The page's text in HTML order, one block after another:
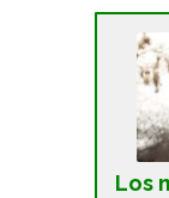
Los